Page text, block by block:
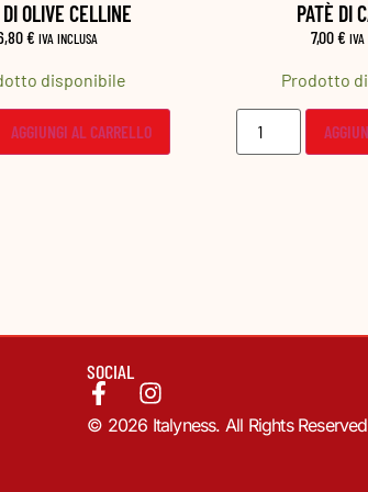
DI CARCIOFI
€ IVA INCLUSA
disponibile
AGGIUNGI AL CARRELLO
OLIVE
6,80€
Prodotto
SOCIAL
© 2026 Italyness. All Rights